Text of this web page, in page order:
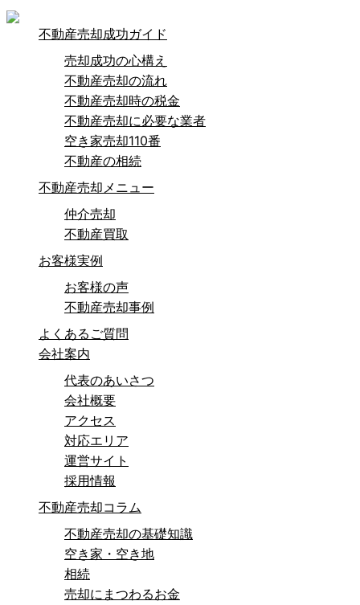
不動産売却成功ガイド
売却成功の心構え
不動産売却の流れ
不動産売却時の税金
不動産売却に必要な業者
空き家売却110番
不動産の相続
不動産売却メニュー
仲介売却
不動産買取
お客様実例
お客様の声
不動産売却事例
よくあるご質問
会社案内
代表のあいさつ
会社概要
アクセス
対応エリア
運営サイト
採用情報
不動産売却コラム
不動産売却の基礎知識
空き家・空き地
相続
売却にまつわるお金